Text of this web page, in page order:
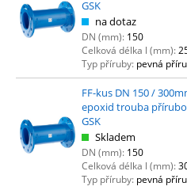
GSK
na dotaz
DN (mm): 150
Celková délka l (mm):
Typ příruby: pevná
FF-kus DN 150 /
epoxid trouba
GSK
Skladem
DN (mm): 150
Celková délka l (mm):
Typ příruby: pevná